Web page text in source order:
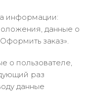
информации:
данные о
заказ».
о пользователе,
раз
данные